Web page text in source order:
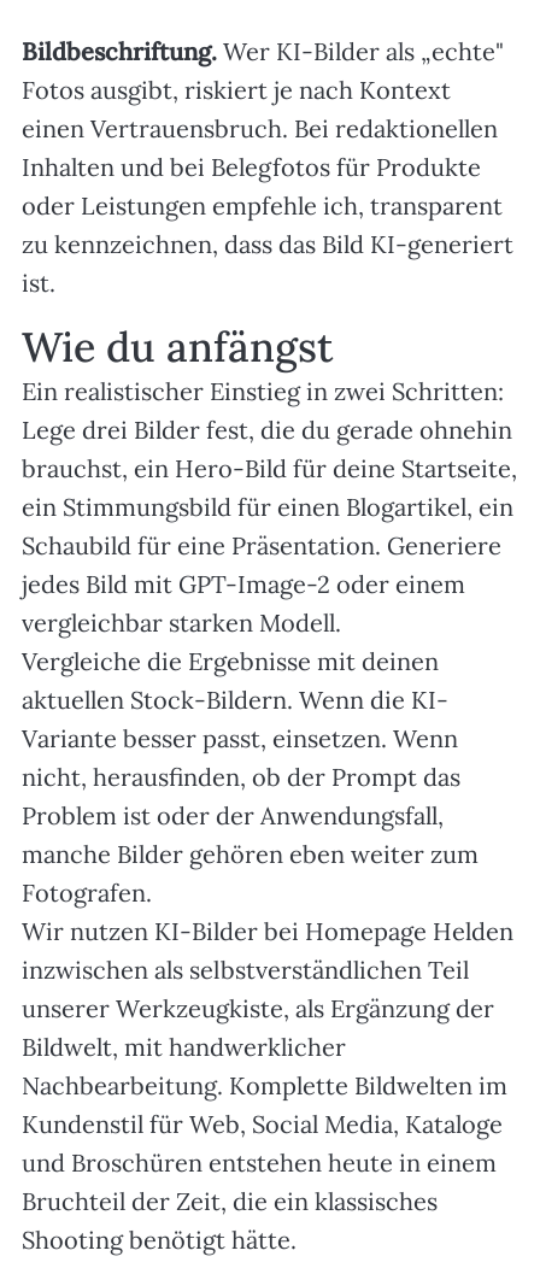
Bildbeschriftung.Wer KI-Bilder als „echte"
Fotos ausgibt, riskiert je nach Kontext
einen Vertrauensbruch. Bei redaktionellen
Inhalten und bei Belegfotos für Produkte
oder Leistungen empfehle ich, transparent
zu kennzeichnen, dass das Bild KI-generiert
ist.
Wie du anfängst
Ein realistischer Einstieg in zwei Schritten:
Lege drei Bilder fest, die du gerade ohnehin
brauchst, ein Hero-Bild für deine Startseite,
ein Stimmungsbild für einen Blogartikel, ein
Schaubild für eine Präsentation. Generiere
jedes Bild mit GPT-Image-2 oder einem
vergleichbar starken Modell.
Vergleiche die Ergebnisse mit deinen
aktuellen Stock-Bildern. Wenn die KI-
Variante besser passt, einsetzen. Wenn
nicht, herausfinden, ob der Prompt das
Problem ist oder der Anwendungsfall,
manche Bilder gehören eben weiter zum
Fotografen.
Wir nutzen KI-Bilder bei Homepage Helden
inzwischen als selbstverständlichen Teil
unserer Werkzeugkiste, als Ergänzung der
Bildwelt, mit handwerklicher
Nachbearbeitung. Komplette Bildwelten im
Kundenstil für Web, Social Media, Kataloge
und Broschüren entstehen heute in einem
Bruchteil der Zeit, die ein klassisches
Shooting benötigt hätte.